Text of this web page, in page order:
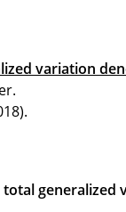
variation
generalized